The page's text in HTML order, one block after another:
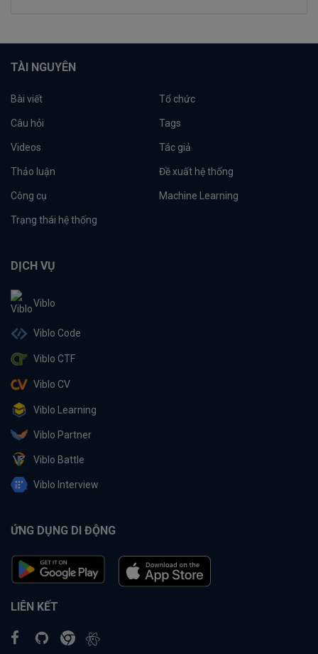
TÀI NGUYÊN
Bài viết Tổ chức
Câu hỏi Tags
Videos Tác giả
Thảo luận Đề xuất hệ thống
Công cụ Machine Learning
Trạng thái hệ thống
DỊCH VỤ
Viblo
Viblo Code
Viblo CTF
Viblo CV
Viblo Learning
Viblo Partner
Viblo Battle
Viblo Interview
ỨNG DỤNG DI ĐỘNG
LIÊN KẾT